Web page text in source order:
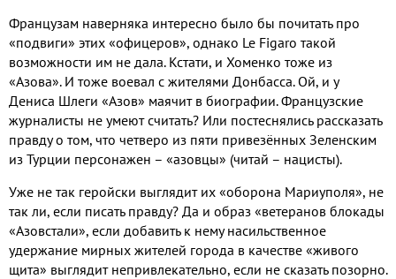
Французам наверняка интересно было бы почитать про
«подвиги» этих «офицеров», однако Le Figaro такой
возможности им не дала. Кстати, и Хоменко тоже из
«Азова». И тоже воевал с жителями Донбасса.Ой, и у
Дениса Шлеги «Азов» маячит в биографии.Французские
журналисты не умеют считать? Или постеснялись рассказать
правду о том, что четверо из пяти привезённых Зеленским
из Турции персонажен – «азовцы» (читай – нацисты).
Уже не так геройски выглядит их «оборона Мариуполя», не
так ли, если писать правду? Да и образ «ветеранов блокады
«Азовстали», если добавить к нему насильственное
удержание мирных жителей города в качестве «живого
щита» выглядит непривлекательно, если не сказать позорно.